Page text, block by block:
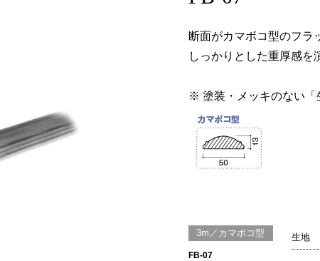
断面がカマボコ型のフラ
しっかりとした重厚感を
※ 塗装・メッキのない「
3m／カマボコ型
FB-07
生地